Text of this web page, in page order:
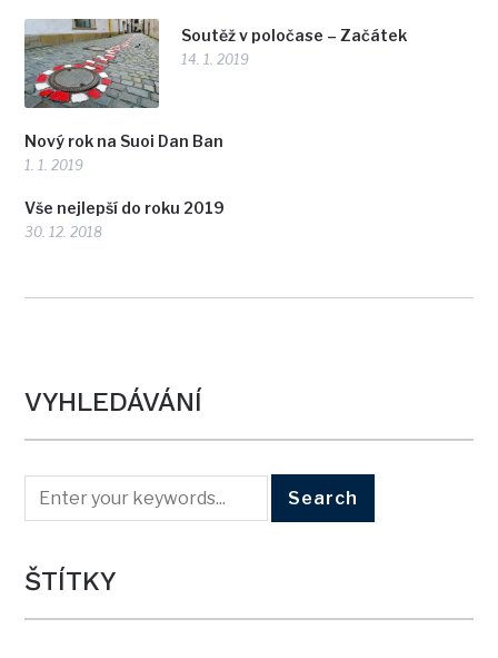
Soutěž v poločase – Začátek
14. 1. 2019
Nový rok na Suoi Dan Ban
1. 1. 2019
Vše nejlepší do roku 2019
30. 12. 2018
VYHLEDÁVÁNÍ
ŠTÍTKY